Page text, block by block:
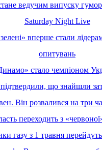
ведучим випуску
Saturday Night Live
вперше стали
опитувань
стало чемпіоном
що знайшли
Він розвалився на три
переходить з
газу з 1 травня